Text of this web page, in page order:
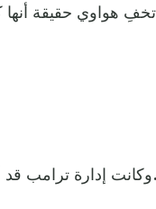
هواوي حقيقة
وكانت إدارة ترامب قد أشارت إلى استعدادها لتخفيف القيود المفروضة على الشركة.